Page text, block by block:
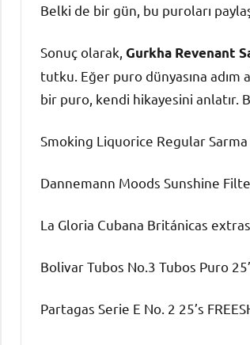
Belki de bir gün, bu puroları
Sonuç olarak, Gurkha Revenant
tutku. Eğer puro dünyasına adım
bir puro, kendi hikayesini anlatır.
Smoking Liquorice Regular Sarma
Dannemann Moods Sunshine
La Gloria Cubana Británicas extras
Bolivar Tubos No.3 Tubos Puro
Partagas Serie E No. 2 25’s